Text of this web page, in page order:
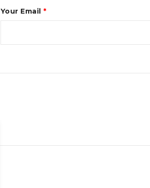
Your Email *